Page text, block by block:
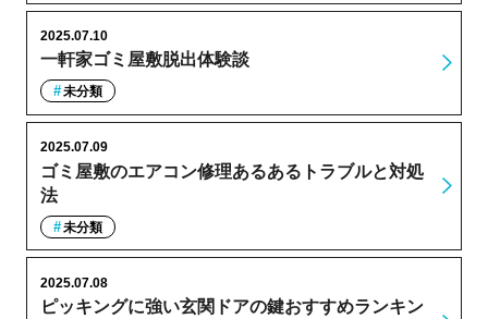
一軒家ゴミ屋敷脱出体験談
2025.07.10
未分類
ゴミ屋敷のエアコン修理あるあるトラブルと対処
法
2025.07.09
未分類
ピッキングに強い玄関ドアの鍵おすすめランキン
2025.07.08